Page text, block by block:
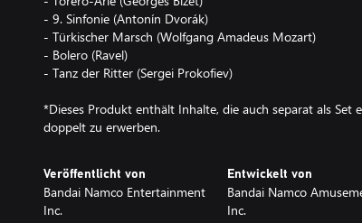
- 9. Sinfonie (Antonín Dvorák)
- Türkischer Marsch (Wolfgang Amadeus Mozart)
- Bolero (Ravel)
- Tanz der Ritter (Sergei Prokofiev)
*Dieses Produkt enthält Inhalte, die auch separat als Set
doppelt zu erwerben.
Veröffentlicht von
Bandai Namco Entertainment
Inc.
Entwickelt von
Bandai Namco
Inc.